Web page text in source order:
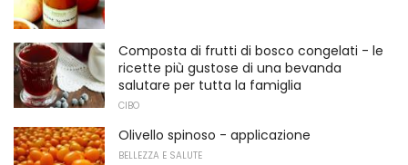
Composta di frutti di bosco congelati - le
ricette più gustose di una bevanda
salutare per tutta la famiglia
CIBO
Olivello spinoso - applicazione
BELLEZZA E SALUTE